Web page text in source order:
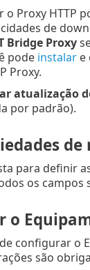
o Proxy HTTP
de
Bridge Proxy
pode instalare
Proxy.
atualização
por padrão).
de
para definir
os campos
o
configurar o
são